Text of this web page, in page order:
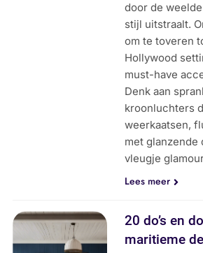
door de
stijl uitstraalt.
om te toveren
Hollywood
must-have
Denk aan
kroonluchters
weerkaatsen,
met glanzende
vleugje
Lees meer
20 do’s en
maritieme